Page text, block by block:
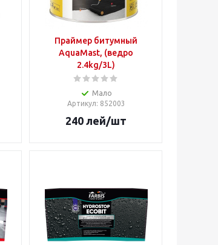
Праймер битумный
AquaMast, (ведро
2.4kg/3L)
Мало
Артикул: 852003
240 лей/шт